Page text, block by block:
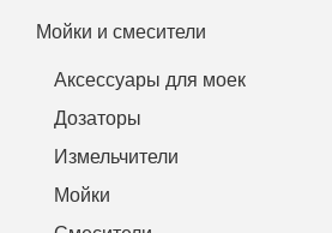
Мойки и смесители
Аксессуары для моек
Дозаторы
Измельчители
Мойки